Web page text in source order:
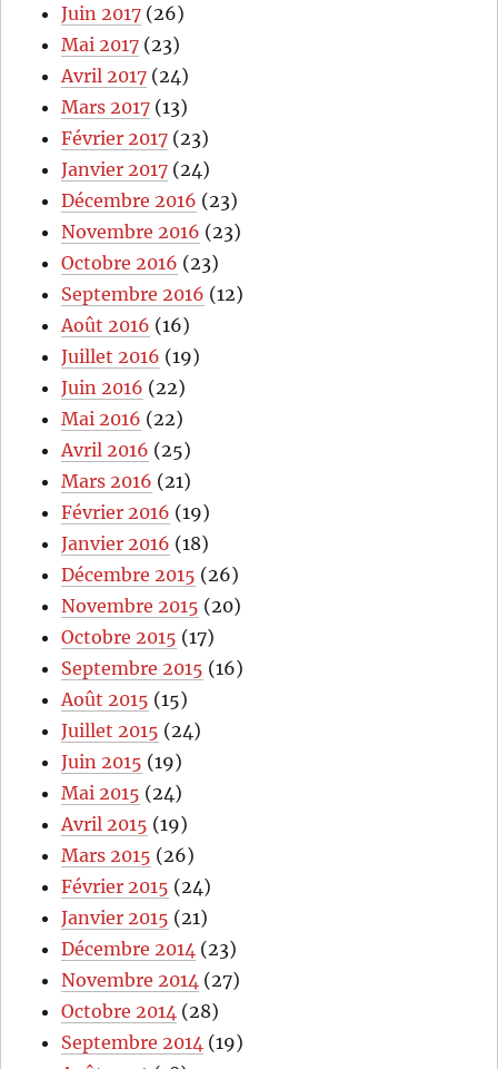
Juin 2017 (26)
Mai 2017 (23)
Avril 2017 (24)
Mars 2017 (13)
Février 2017 (23)
Janvier 2017 (24)
Décembre 2016 (23)
Novembre 2016 (23)
Octobre 2016 (23)
Septembre 2016 (12)
Août 2016 (16)
Juillet 2016 (19)
Juin 2016 (22)
Mai 2016 (22)
Avril 2016 (25)
Mars 2016 (21)
Février 2016 (19)
Janvier 2016 (18)
Décembre 2015 (26)
Novembre 2015 (20)
Octobre 2015 (17)
Septembre 2015 (16)
Août 2015 (15)
Juillet 2015 (24)
Juin 2015 (19)
Mai 2015 (24)
Avril 2015 (19)
Mars 2015 (26)
Février 2015 (24)
Janvier 2015 (21)
Décembre 2014 (23)
Novembre 2014 (27)
Octobre 2014 (28)
Septembre 2014 (19)